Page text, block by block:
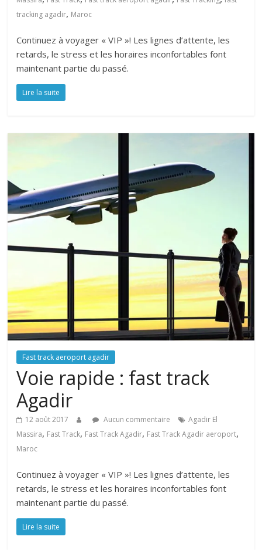
tracking agadir, Maroc
Continuez à voyager « VIP »! Les lignes d’attente, les
retards, le stress et les horaires inconfortables font
maintenant partie du passé.
Lire la suite
Fast track aeroport agadir
Voie rapide : fast track
Agadir
12 août 2017 Aucun commentaire
Agadir El
Massira, Fast Track, Fast Track Agadir, Fast Track Agadir aeroport,
Maroc
Continuez à voyager « VIP »! Les lignes d’attente, les
retards, le stress et les horaires inconfortables font
maintenant partie du passé.
Lire la suite